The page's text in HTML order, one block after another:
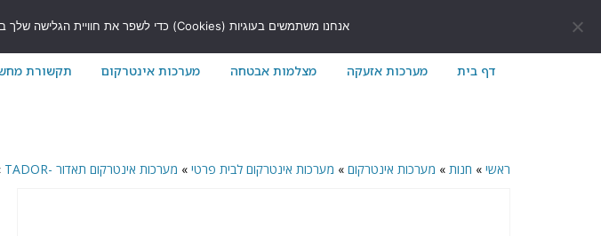
7411171@gmail.com
דף בית מערכות אזעקה מצלמות אבטחה מערכות אינטרקום תקשורת
ראשי » חנות » מערכות אינטרקום » מערכות אינטרקום לבית פרטי » מערכות אינטרקום תאדור -TADOR
אנחנו משתמשים בעוגיות (Cookies) כדי לשפר את חוויית הגלישה שלך באתר ולוודא שהכל עובד בצורה חלקה.